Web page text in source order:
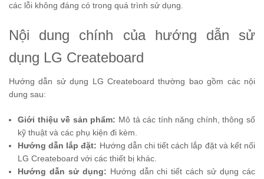
các lỗi không đáng có trong quá trình sử dụng.
Nội dung chính của hướng dẫn sử
dụng LG Createboard
Hướng dẫn sử dụng LG Createboard thường bao gồm các nội
dung sau:
Giới thiệu về sản phẩm: Mô tả các tính năng chính, thông số
kỹ thuật và các phụ kiện đi kèm.
Hướng dẫn lắp đặt: Hướng dẫn chi tiết cách lắp đặt và kết nối
LG Createboard với các thiết bị khác.
Hướng dẫn sử dụng: Hướng dẫn chi tiết cách sử dụng các